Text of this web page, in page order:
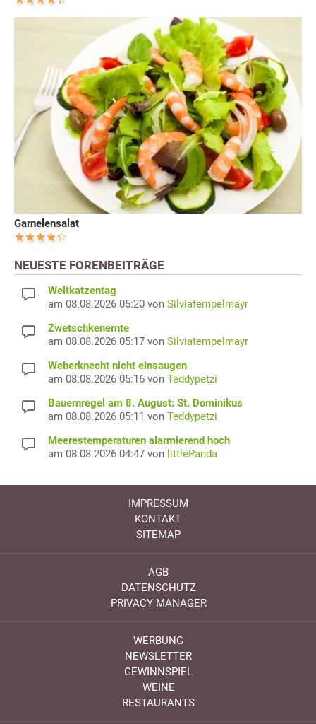
Garnelensalat
NEUESTE FORENBEITRÄGE
Weltkatzentag
am 08.08.2026 05:20 von Silviatempelmayr
Zwetschkenernte
am 08.08.2026 05:17 von Silviatempelmayr
Weberknecht nicht einsaugen
am 08.08.2026 05:16 von Teddypetzi
Bauernregel am 8. August: St. Dominikus
am 08.08.2026 05:11 von Teddypetzi
Meerestemperaturen alarmierend hoch
am 08.08.2026 04:47 von littlePanda
IMPRESSUM
KONTAKT
SITEMAP
AGB
DATENSCHUTZ
PRIVACY MANAGER
WERBUNG
NEWSLETTER
GEWINNSPIEL
WEINE
RESTAURANTS